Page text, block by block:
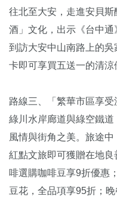
往北至大安，走進安貝
酒」文化，出示《台中通
到訪大安中山南路上的
卡即可享買五送一的清涼
路線三、「繁華市區享
綠川水岸廊道與綠空鐵
風情與街角之美。旅途
紅點文旅即可獲贈在地
啡選購咖啡豆享9折優惠
豆花，全品項享95折；